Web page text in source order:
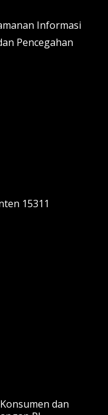
Informasi
Pencegahan
15311
dan